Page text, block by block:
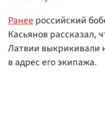
Ранеероссийский
Касьянов рассказал,
Латвии выкрикивали
в адрес его экипажа.